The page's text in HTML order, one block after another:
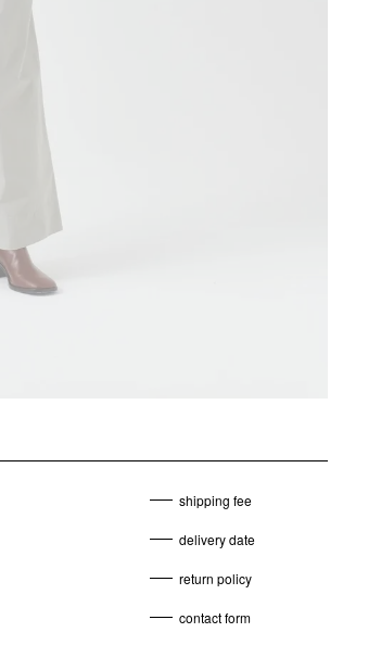
shipping fee
delivery date
return policy
contact form